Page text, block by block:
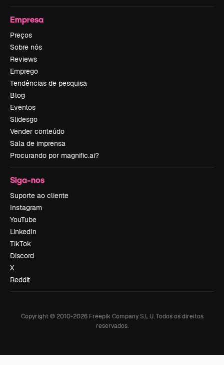
Empresa
Preços
Sobre nós
Reviews
Emprego
Tendências de pesquisa
Blog
Eventos
Slidesgo
Vender conteúdo
Sala de imprensa
Procurando por magnific.ai?
Siga-nos
Suporte ao cliente
Instagram
YouTube
LinkedIn
TikTok
Discord
X
Reddit
Copyright © 2010-2026Freepik Company S.L.U. Todos os direitos
reservados.